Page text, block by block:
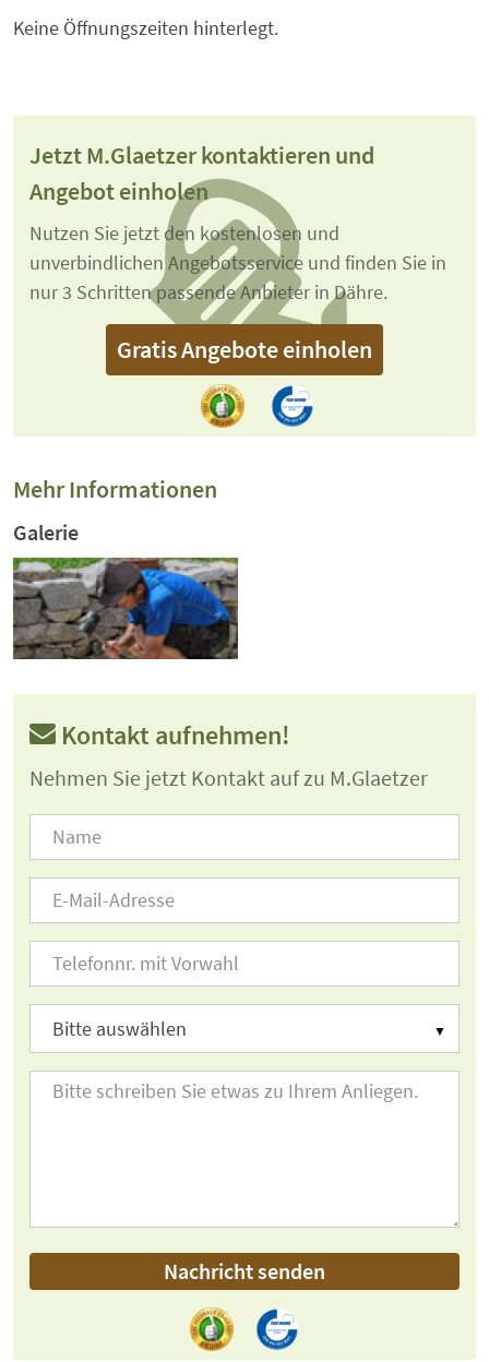
Keine Öffnungszeiten hinterlegt.
Jetzt M.Glaetzer kontaktieren und
Angebot einholen
Nutzen Sie jetzt den kostenlosen und
unverbindlichen Angebotsservice und finden Sie in
nur 3 Schritten passende Anbieter in Dähre.
Gratis Angebote einholen
Mehr Informationen
Galerie
Kontakt aufnehmen!
Nehmen Sie jetzt Kontakt auf zu M.Glaetzer
Nachricht senden